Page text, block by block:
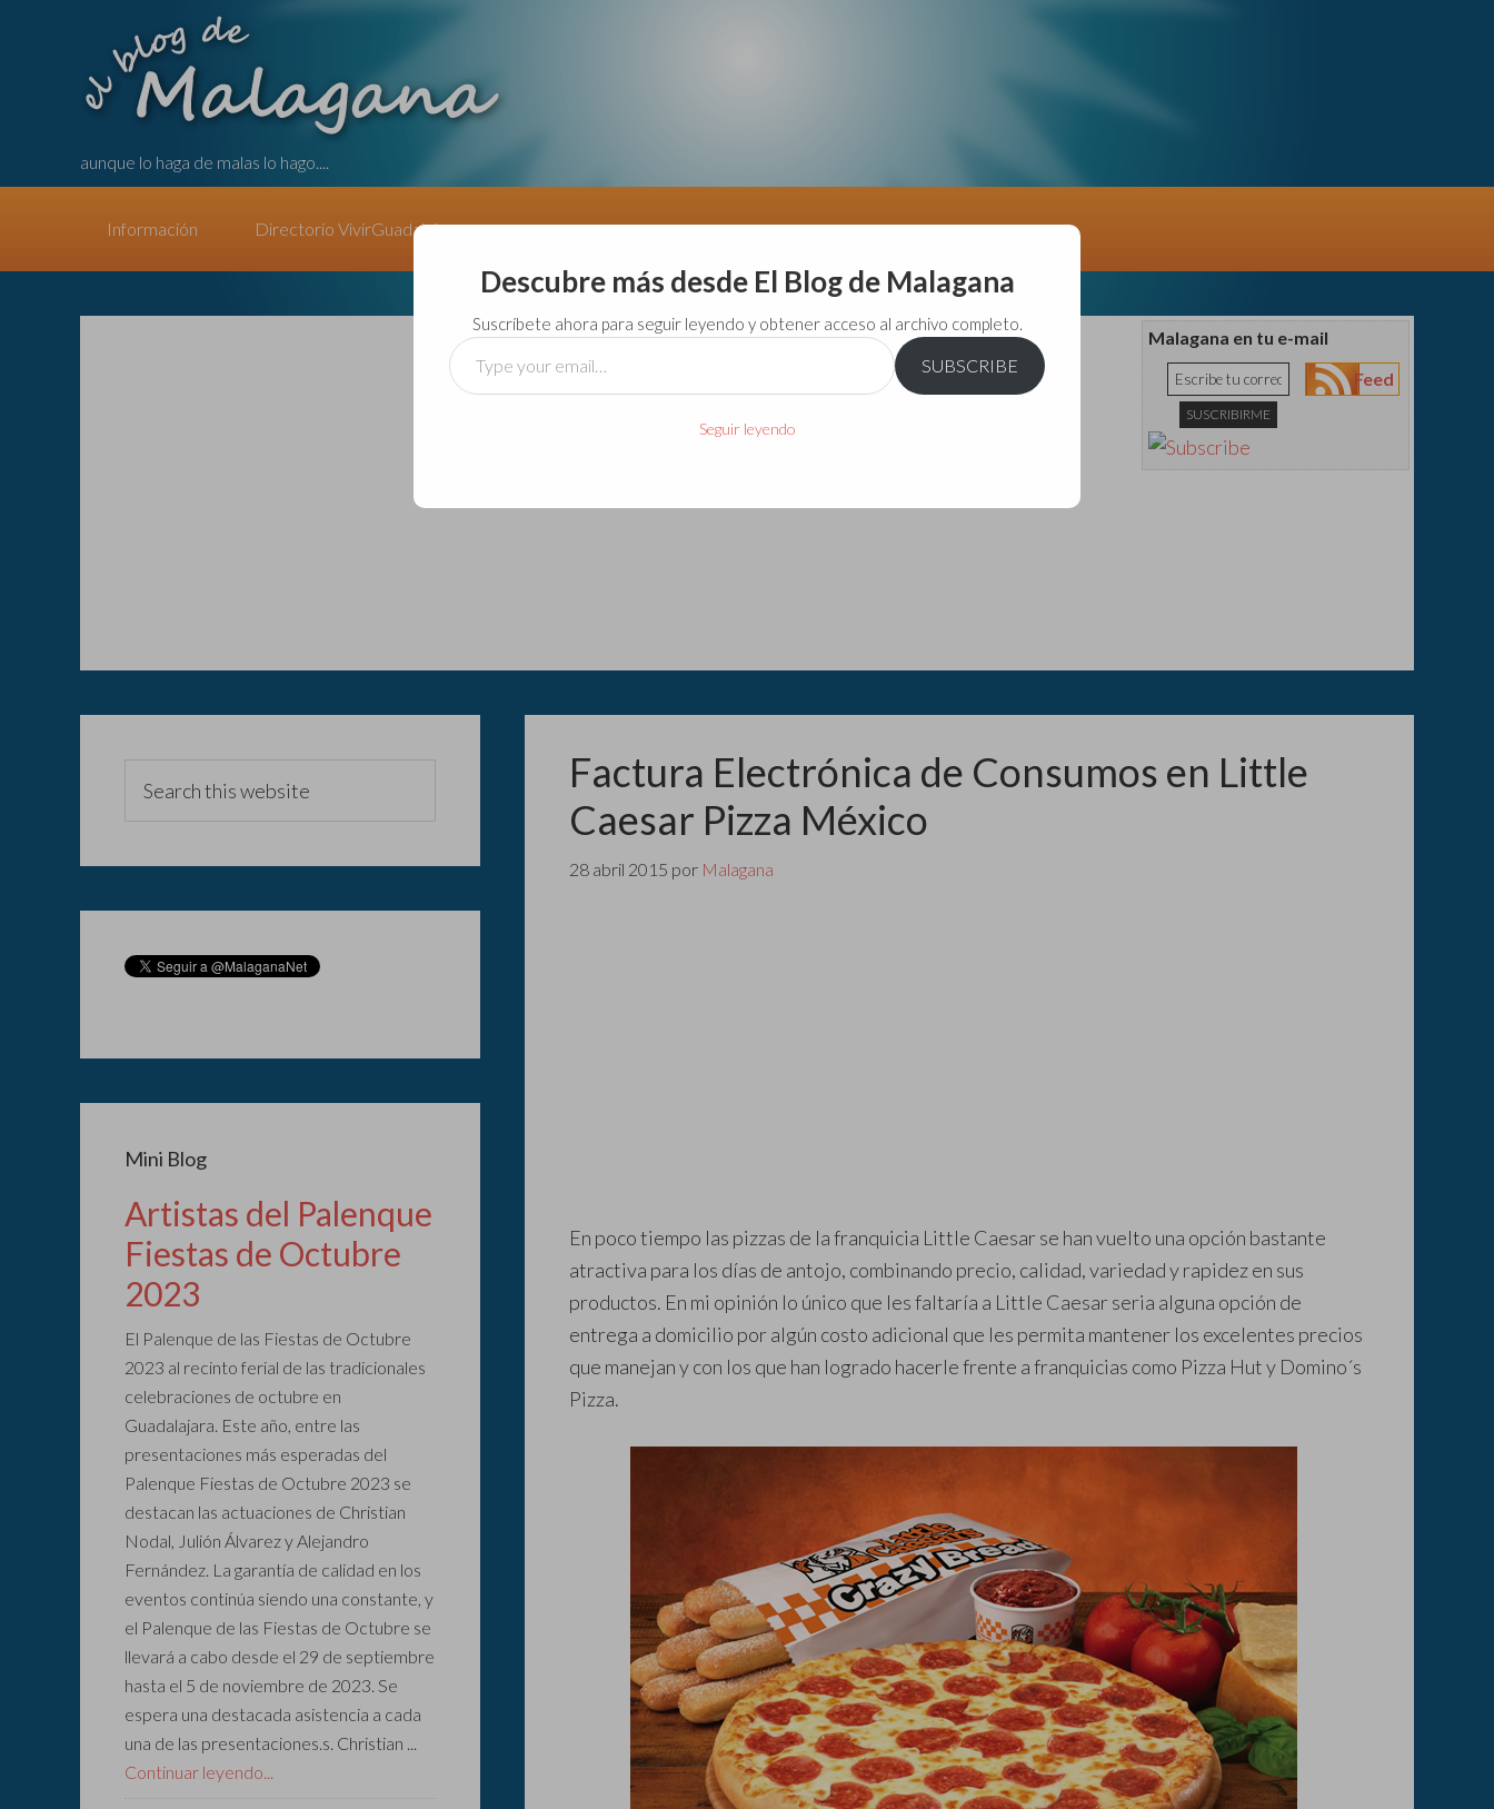
aunque lo haga de malas lo hago....
Información Directorio VivirGuadalajara
Malagana en tu e-mail
Feed
Factura Electrónica de Consumos en Little
Caesar Pizza México
28 abril 2015 por Malagana
En poco tiempo las pizzas de la franquicia Little Caesar se han vuelto una opción bastante
atractiva para los días de antojo, combinando precio, calidad, variedad y rapidez en sus
productos. En mi opinión lo único que les faltaría a Little Caesar seria alguna opción de
entrega a domicilio por algún costo adicional que les permita mantener los excelentes precios
que manejan y con los que han logrado hacerle frente a franquicias como Pizza Hut y Domino´s
Pizza.
Mini Blog
Artistas del Palenque
Fiestas de Octubre
2023
El Palenque de las Fiestas de Octubre
2023 al recinto ferial de las tradicionales
celebraciones de octubre en
Guadalajara. Este año, entre las
presentaciones más esperadas del
Palenque Fiestas de Octubre 2023 se
destacan las actuaciones de Christian
Nodal, Julión Álvarez y Alejandro
Fernández. La garantía de calidad en los
eventos continúa siendo una constante, y
el Palenque de las Fiestas de Octubre se
llevará a cabo desde el 29 de septiembre
hasta el 5 de noviembre de 2023. Se
espera una destacada asistencia a cada
una de las presentaciones.s. Christian ...
Continuar leyendo...
Descubre más desde El Blog de Malagana
Suscríbete ahora para seguir leyendo y obtener acceso al archivo completo.
Type
your
SUBSCRIBE
Seguir leyendo